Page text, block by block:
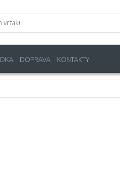
DOPRAVA KONTAKTY